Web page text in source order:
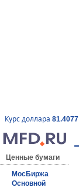
Курс доллара 81.4077
Ценные бумаги
МосБиржа
Основной